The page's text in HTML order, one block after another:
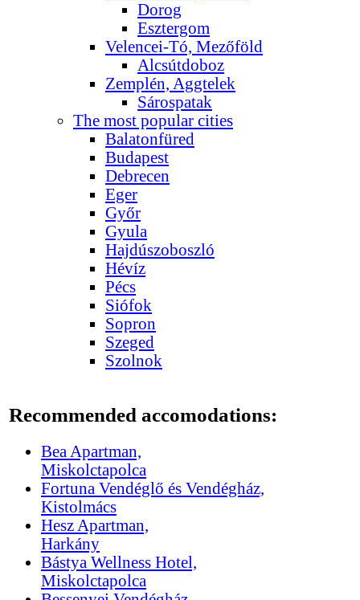
Dorog
Esztergom
Velencei-Tó, Mezőföld
Alcsútdoboz
Zemplén, Aggtelek
Sárospatak
The most popular cities
Balatonfüred
Budapest
Debrecen
Eger
Győr
Gyula
Hajdúszoboszló
Hévíz
Pécs
Siófok
Sopron
Szeged
Szolnok
Recommended accomodations:
Bea Apartman,
Miskolctapolca
Fortuna Vendéglő és Vendégház,
Kistolmács
Hesz Apartman,
Harkány
Bástya Wellness Hotel,
Miskolctapolca